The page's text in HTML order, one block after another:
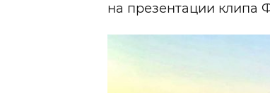
на презентации клипа